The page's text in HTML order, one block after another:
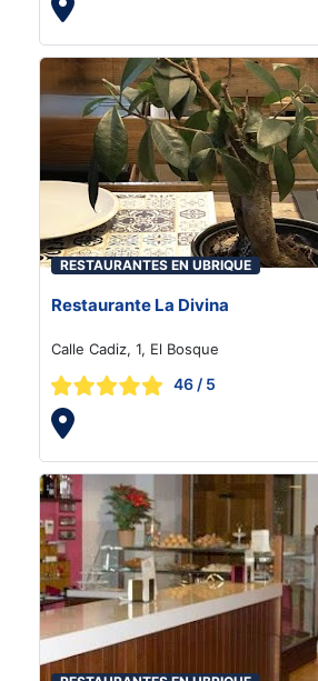
RESTAURANTES EN UBRIQUE
Restaurante La Divina
Calle Cadiz, 1, El Bosque
46 / 5